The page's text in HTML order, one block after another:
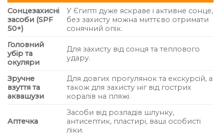
Сонцезахисні
засоби (SPF
50+)
У Єгипті дуже яскраве і активне сонце,
без захисту можна миттєво отримати
сонячний опік.
Головний
убір та
окуляри
Для захисту від сонця та теплового
удару.
Зручне
взуття та
аквашузи
Для довгих прогулянок та екскурсій, а
також для захисту ніг від гострих
коралів на пляжі.
Аптечка
Засоби від розладів шлунку,
антисептик, пластирі, ваші особисті
ліки.